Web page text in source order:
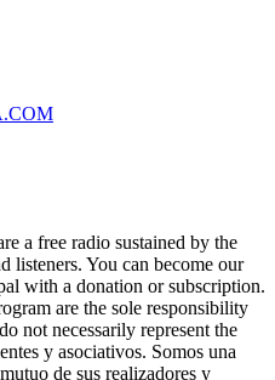
a free radio sustained by the
listeners. You can become our
with a donation or subscription.
are the sole responsibility
not necessarily represent the
y asociativos. Somos una
de sus realizadores y